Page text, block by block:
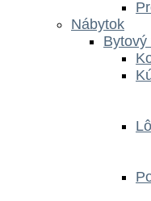
Nábytok
Bytový